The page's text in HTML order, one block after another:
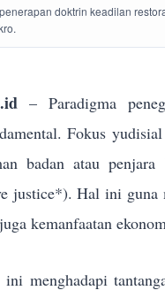
doktrin keadilan
– Paradigma
Fokus
badan atau
justice*). Hal ini guna
kemanfaatan
menghadapi